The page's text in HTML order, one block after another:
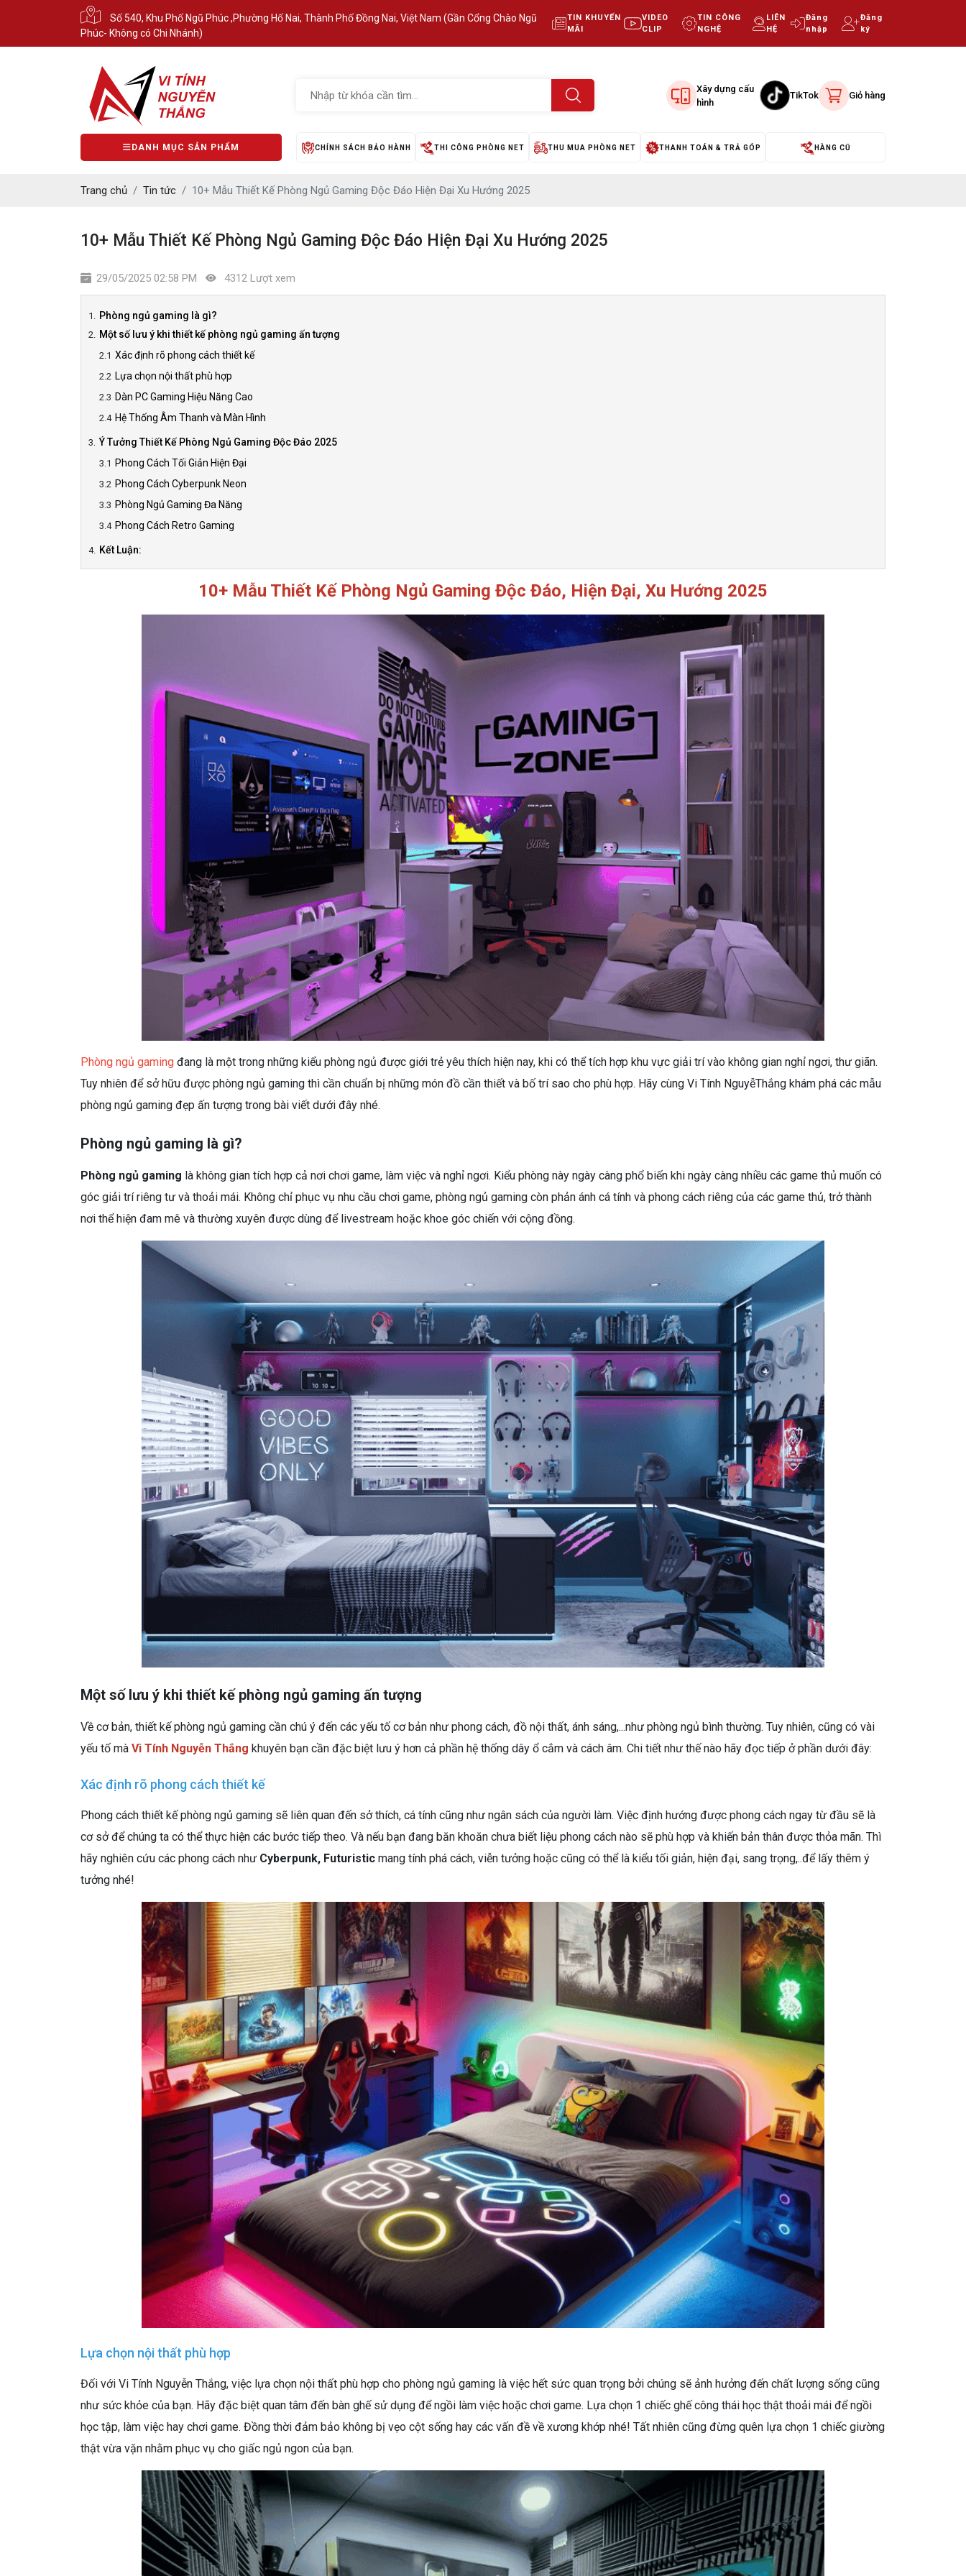
Số 540, Khu Phố Ngũ Phúc ,Phường Hố Nai, Thành Phố Đồng Nai, Việt Nam (Gần Cổng Chào Ngũ
Phúc- Không có Chi Nhánh)
TIN KHUYẾN
MÃI
VIDEO
CLIP
TIN CÔNG
NGHỆ
LIÊN
HỆ
Đăng
nhập
Đăng
ký
Xây dựng cấu
hình
TikTok Giỏ hàng
DANH MỤC SẢN PHẨM CHÍNH SÁCH BẢO HÀNH THI CÔNG PHÒNG NET THU MUA PHÒNG NET THANH TOÁN & TRẢ GÓP HÀNG CŨ
Trang chủ Tin tức 10+ Mẫu Thiết Kế Phòng Ngủ Gaming Độc Đáo Hiện Đại Xu Hướng 2025
10+ Mẫu Thiết Kế Phòng Ngủ Gaming Độc Đáo Hiện Đại Xu Hướng 2025
29/05/2025 02:58 PM 4312 Lượt xem
Phòng ngủ gaming là gì?
Một số lưu ý khi thiết kế phòng ngủ gaming ấn tượng
Xác định rõ phong cách thiết kế
Lựa chọn nội thất phù hợp
Dàn PC Gaming Hiệu Năng Cao
Hệ Thống Âm Thanh và Màn Hình
Ý Tưởng Thiết Kế Phòng Ngủ Gaming Độc Đáo 2025
Phong Cách Tối Giản Hiện Đại
Phong Cách Cyberpunk Neon
Phòng Ngủ Gaming Đa Năng
Phong Cách Retro Gaming
Kết Luận:
10+ Mẫu Thiết Kế Phòng Ngủ Gaming Độc Đáo, Hiện Đại, Xu Hướng 2025
Phòng ngủ gaming đang là một trong những kiểu phòng ngủ được giới trẻ yêu thích hiện nay, khi có thể tích hợp khu vực giải trí vào không gian nghỉ ngơi, thư giãn.
Tuy nhiên để sở hữu được phòng ngủ gaming thì cần chuẩn bị những món đồ cần thiết và bố trí sao cho phù hợp. Hãy cùng Vi Tính NguyễThắng khám phá các mẫu
phòng ngủ gaming đẹp ấn tượng trong bài viết dưới đây nhé.
Phòng ngủ gaming là gì?
Phòng ngủ gaming là không gian tích hợp cả nơi chơi game, làm việc và nghỉ ngơi. Kiểu phòng này ngày càng phổ biến khi ngày càng nhiều các game thủ muốn có
góc giải trí riêng tư và thoải mái. Không chỉ phục vụ nhu cầu chơi game, phòng ngủ gaming còn phản ánh cá tính và phong cách riêng của các game thủ, trở thành
nơi thể hiện đam mê và thường xuyên được dùng để livestream hoặc khoe góc chiến với cộng đồng.
Một số lưu ý khi thiết kế phòng ngủ gaming ấn tượng
Về cơ bản, thiết kế phòng ngủ gaming cần chú ý đến các yếu tố cơ bản như phong cách, đồ nội thất, ánh sáng,...như phòng ngủ bình thường. Tuy nhiên, cũng có vài
yếu tố mà Vi Tính Nguyễn Thắng khuyên bạn cần đặc biệt lưu ý hơn cả phần hệ thống dây ổ cắm và cách âm. Chi tiết như thế nào hãy đọc tiếp ở phần dưới đây:
Xác định rõ phong cách thiết kế
Phong cách thiết kế phòng ngủ gaming sẽ liên quan đến sở thích, cá tính cũng như ngân sách của người làm. Việc định hướng được phong cách ngay từ đầu sẽ là
cơ sở để chúng ta có thể thực hiện các bước tiếp theo. Và nếu bạn đang băn khoăn chưa biết liệu phong cách nào sẽ phù hợp và khiến bản thân được thỏa mãn. Thì
hãy nghiên cứu các phong cách như Cyberpunk, Futuristic mang tính phá cách, viễn tưởng hoặc cũng có thể là kiểu tối giản, hiện đại, sang trọng,..để lấy thêm ý
tưởng nhé!
Lựa chọn nội thất phù hợp
Đối với Vi Tính Nguyễn Thắng, việc lựa chọn nội thất phù hợp cho phòng ngủ gaming là việc hết sức quan trọng bởi chúng sẽ ảnh hưởng đến chất lượng sống cũng
như sức khỏe của bạn. Hãy đặc biệt quan tâm đến bàn ghế sử dụng để ngồi làm việc hoặc chơi game. Lựa chọn 1 chiếc ghế công thái học thật thoải mái để ngồi
học tập, làm việc hay chơi game. Đồng thời đảm bảo không bị vẹo cột sống hay các vấn đề về xương khớp nhé! Tất nhiên cũng đừng quên lựa chọn 1 chiếc giường
thật vừa vặn nhằm phục vụ cho giấc ngủ ngon của bạn.